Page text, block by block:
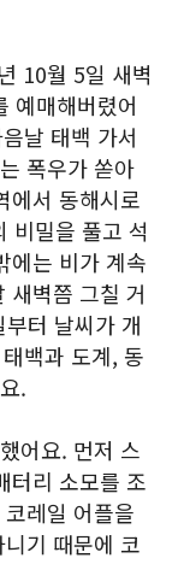
10월 5일 새벽
예매해버렸어
날 태백 가서
폭우가 쏟아
에서 동해시로
비밀을 풀고 석
에는 비가 계속
새벽쯤 그칠 거
터 날씨가 개
백과 도계, 동
.
어요. 먼저 스
터리 소모를 조
레일 어플을
기 때문에 코